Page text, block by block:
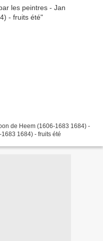
de Heem (1606-1683 1684) -
1684) - fruits été